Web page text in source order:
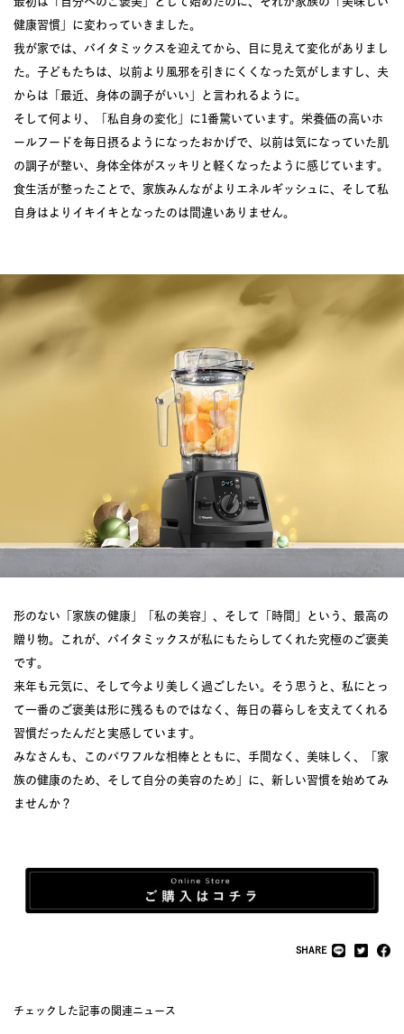
健康習慣」に変わっていきました。
我が家では、バイタミックスを迎えてから、目に見えて変化がありまし
た。子どもたちは、以前より風邪を引きにくくなった気がしますし、夫
からは「最近、身体の調子がいい」と言われるように。
そして何より、「私自身の変化」に1番驚いています。栄養価の高いホ
ールフードを毎日摂るようになったおかげで、以前は気になっていた肌
の調子が整い、身体全体がスッキリと軽くなったように感じています。
食生活が整ったことで、家族みんながよりエネルギッシュに、そして私
自身はよりイキイキとなったのは間違いありません。
形のない「家族の健康」「私の美容」、そして「時間」という、最高の
贈り物。これが、バイタミックスが私にもたらしてくれた究極のご褒美
です。
来年も元気に、そして今より美しく過ごしたい。そう思うと、私にとっ
て一番のご褒美は形に残るものではなく、毎日の暮らしを支えてくれる
習慣だったんだと実感しています。
みなさんも、このパワフルな相棒とともに、手間なく、美味しく、「家
族の健康のため、そして自分の美容のため」に、新しい習慣を始めてみ
ませんか？
SHARE
チェックした記事の関連ニュース